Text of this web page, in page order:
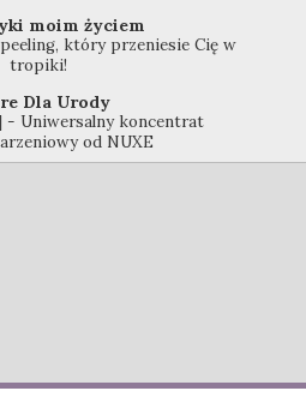
moim życiem
który przeniesie Cię w
tropiki!
Dla Urody
- Uniwersalny koncentrat
od NUXE